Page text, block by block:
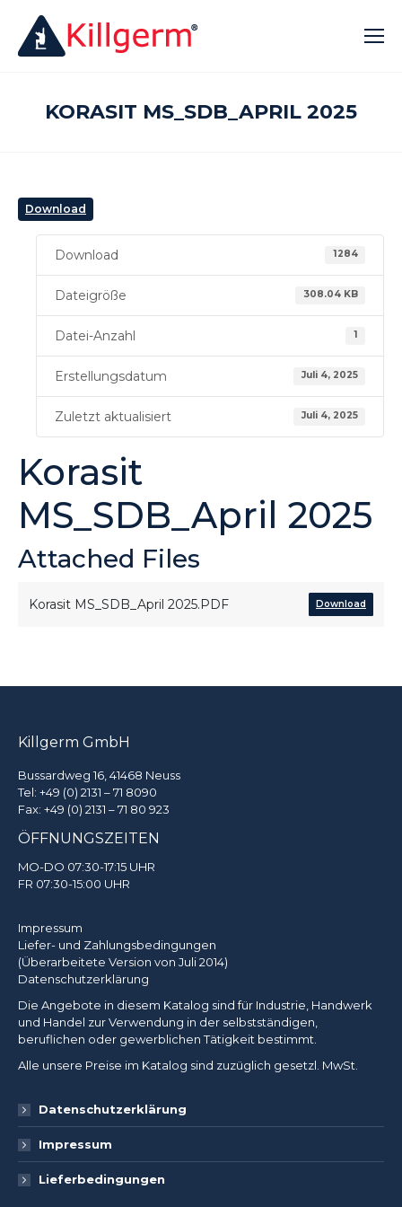
KORASIT MS_SDB_APRIL 2025
Download
Download 1284
Dateigröße 308.04 KB
Datei-Anzahl 1
Erstellungsdatum Juli 4, 2025
Zuletzt aktualisiert Juli 4, 2025
Korasit
MS_SDB_April 2025
Attached Files
Korasit MS_SDB_April 2025.PDF Download
Killgerm GmbH
Bussardweg 16, 41468 Neuss
Tel: +49 (0) 2131 – 71 8090
Fax: +49 (0) 2131 – 71 80 923
ÖFFNUNGSZEITEN
MO-DO 07:30-17:15 UHR
FR 07:30-15:00 UHR
Impressum
Liefer- und Zahlungsbedingungen
(Überarbeitete Version von Juli 2014)
Datenschutzerklärung
Die Angebote in diesem Katalog sind für Industrie, Handwerk
und Handel zur Verwendung in der selbstständigen,
beruflichen oder gewerblichen Tätigkeit bestimmt.
Alle unsere Preise im Katalog sind zuzüglich gesetzl. MwSt.
Datenschutzerklärung
Impressum
Lieferbedingungen